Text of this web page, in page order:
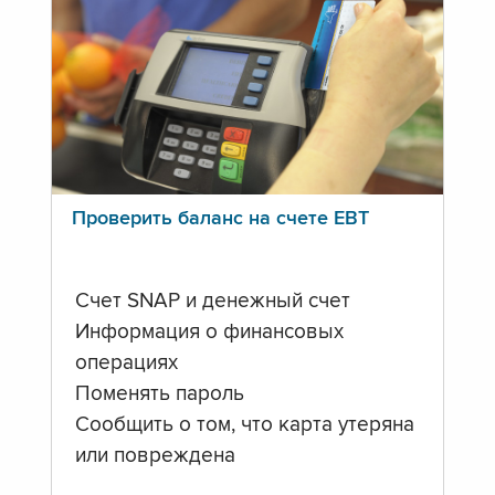
Проверить баланс на счете ЕВТ
Счет SNAP и денежный счет
Информация о финансовых
операциях
Поменять пароль
Сообщить о том, что карта утеряна
или повреждена